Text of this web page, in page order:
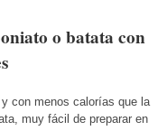
o batata con
con menos calorías que la
muy fácil de preparar en